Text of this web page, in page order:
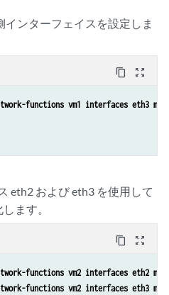
ンターフェイスを設定しま
content_copy zoom_out_map
functions vm1 interfaces eth3
eth2 および eth3 を使用して
ます。
content_copy zoom_out_map
functions vm2 interfaces eth2
functions vm2 interfaces eth3